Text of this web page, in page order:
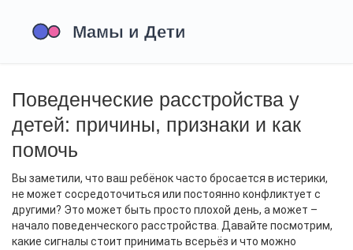
Поведенческие расстройства у
детей: причины, признаки и как
помочь
Вы заметили, что ваш ребёнок часто бросается в истерики,
не может сосредоточиться или постоянно конфликтует с
другими? Это может быть просто плохой день, а может –
начало поведенческого расстройства. Давайте посмотрим,
какие сигналы стоит принимать всерьёз и что можно